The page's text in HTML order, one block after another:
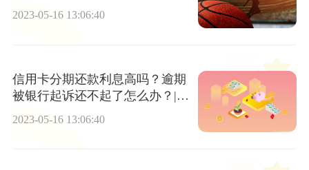
吗?
2023-05-16 13:06:40
信用卡分期还款利息高吗？逾期
被银行起诉还不起了怎么办？|新
2023-05-16 13:06:40